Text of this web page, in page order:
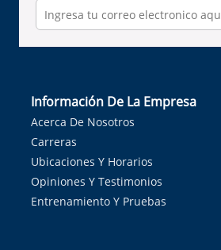
Información De La Empresa
Acerca De Nosotros
Carreras
Ubicaciones Y Horarios
Opiniones Y Testimonios
Entrenamiento Y Pruebas